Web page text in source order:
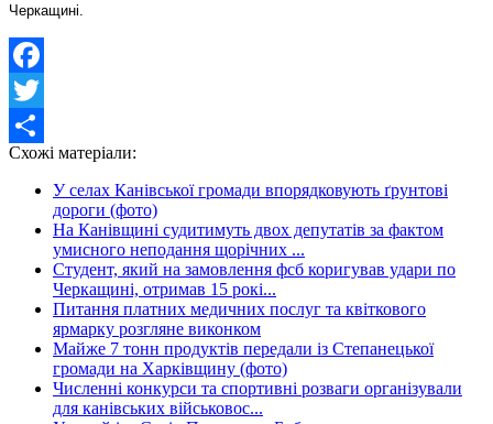
Черкащині.
Facebook
Twitter
Share
Схожі матеріали:
У селах Канівської громади впорядковують ґрунтові
дороги (фото)
На Канівщині судитимуть двох депутатів за фактом
умисного неподання щорічних ...
Студент, який на замовлення фсб коригував удари по
Черкащині, отримав 15 рокі...
Питання платних медичних послуг та квіткового
ярмарку розгляне виконком
Майже 7 тонн продуктів передали із Степанецької
громади на Харківщину (фото)
Численні конкурси та спортивні розваги організували
для канівських військовос...